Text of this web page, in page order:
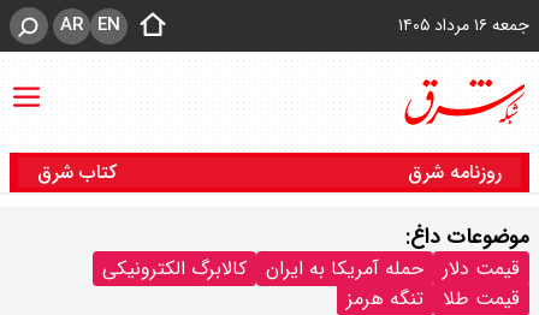
جمعه ۱۶ مرداد ۱۴۰۵ EN
AR
روزنامه شرق کتاب شرق
موضوعات داغ:
قیمت دلار حمله آمریکا به ایران
کالابرگ الکترونیکی
قیمت طلا
تنگه هرمز